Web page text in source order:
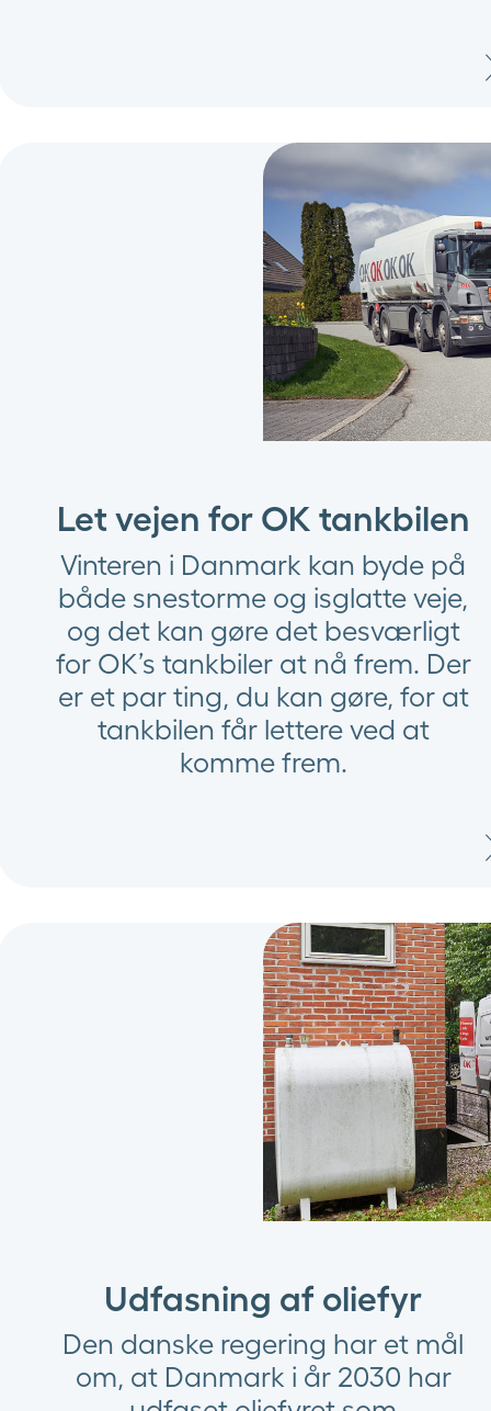
Let vejen for OK tankbilen
Vinteren i Danmark kan byde på
både snestorme og isglatte veje,
og det kan gøre det besværligt
for OK’s tankbiler at nå frem. Der
er et par ting, du kan gøre, for at
tankbilen får lettere ved at
komme frem.
Udfasning af oliefyr
Den danske regering har et mål
om, at Danmark i år 2030 har